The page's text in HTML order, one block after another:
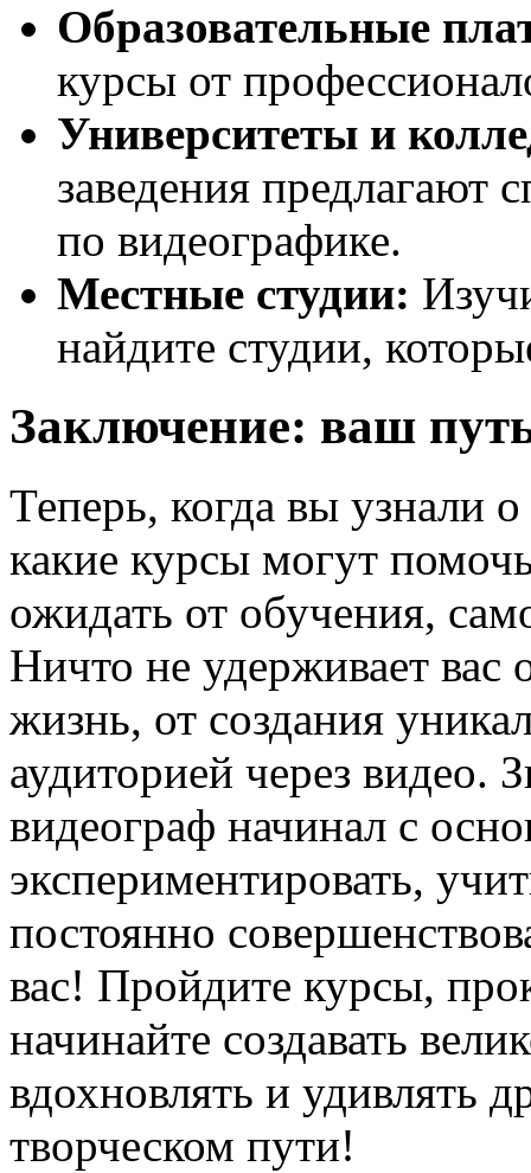
Образовательные
курсы от
Университеты и
заведения предлагают
по видеографике.
Местные студии:
найдите студии,
Заключение: ваш
Теперь, когда вы узнали
какие курсы могут
ожидать от обучения,
Ничто не удерживает вас
жизнь, от создания
аудиторией через видео.
видеограф начинал с
экспериментировать,
постоянно
вас! Пройдите курсы,
начинайте создавать
вдохновлять и удивлять
творческом пути!